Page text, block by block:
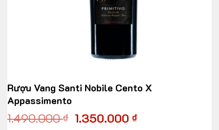
Rượu Vang Santi Nobile Cento X
Appassimento
1.490.000₫ 1.350.000 ₫